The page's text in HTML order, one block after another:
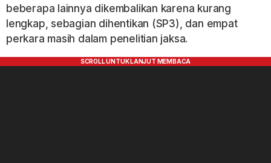
beberapa lainnya dikembalikan karena kurang
lengkap, sebagian dihentikan (SP3), dan empat
perkara masih dalam penelitian jaksa.